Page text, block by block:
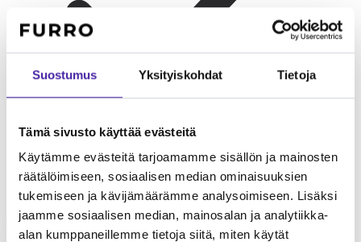
Suostumus Yksityiskohdat Tietoja
Tämä sivusto käyttää evästeitä
Käytämme evästeitä tarjoamamme sisällön ja mainosten
räätälöimiseen, sosiaalisen median ominaisuuksien
tukemiseen ja kävijämäärämme analysoimiseen. Lisäksi
jaamme sosiaalisen median, mainosalan ja analytiikka-
alan kumppaneillemme tietoja siitä, miten käytät
Lapsiperheelle Leikkisä ja energinen kumppani lapsille.
Kestävämpi rakenne kuin monilla pienillä roduilla. Kärsivällinen
lasten kanssa.